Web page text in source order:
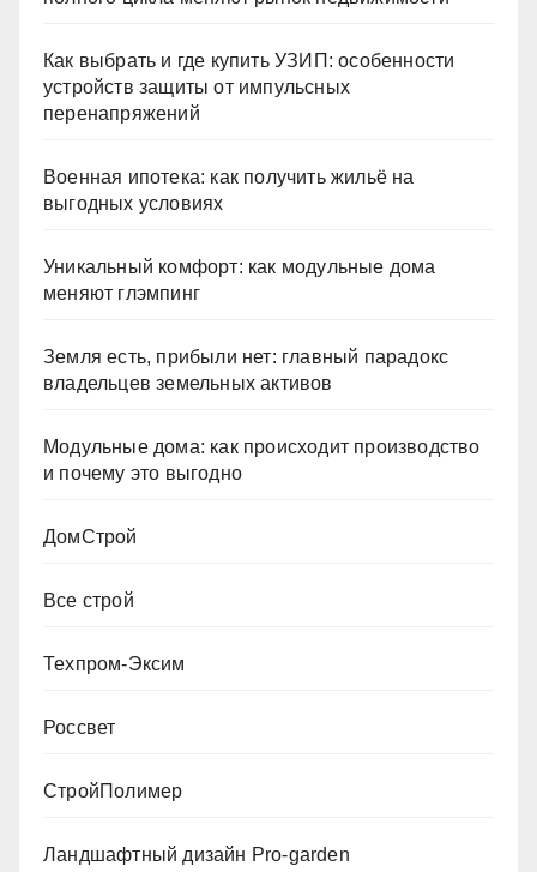
Как выбрать и где купить УЗИП: особенности
устройств защиты от импульсных
перенапряжений
Военная ипотека: как получить жильё на
выгодных условиях
Уникальный комфорт: как модульные дома
меняют глэмпинг
Земля есть, прибыли нет: главный парадокс
владельцев земельных активов
Модульные дома: как происходит производство
и почему это выгодно
ДомСтрой
Все строй
Техпром-Эксим
Россвет
СтройПолимер
Ландшафтный дизайн Pro-garden